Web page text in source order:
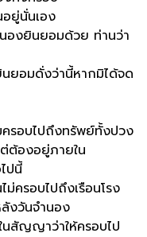
ยู่นั่นเอง
นยอมด้วย ท่านว่า
ยอมดั่งว่านี้หากมิได้จด
ไปถึงทรัพย์ทั้งปวง
ต้องอยู่ภายใน
ปนี้
บไปถึงเรือนโรง
งวันจำนอง
นสัญญาว่าให้ครอบไป